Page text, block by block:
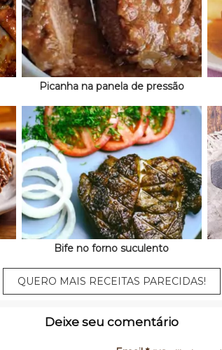
Picanha na panela de pressão
Bife no forno suculento
QUERO MAIS RECEITAS PARECIDAS!
Deixe seu comentário